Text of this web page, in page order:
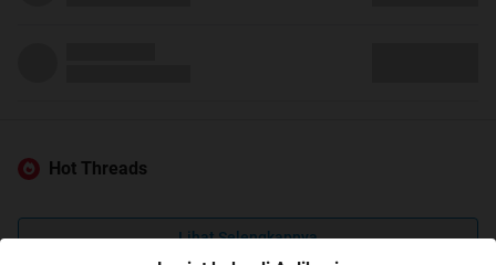
Hot Threads
Lihat Selengkapnya